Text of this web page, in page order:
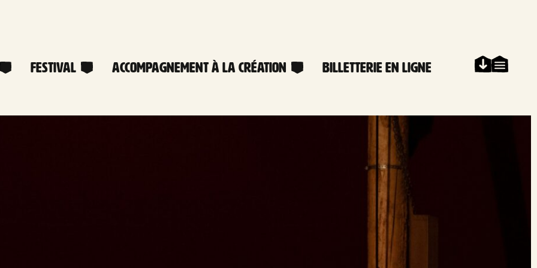
Festival Accompagnement à la création Billetterie en ligne